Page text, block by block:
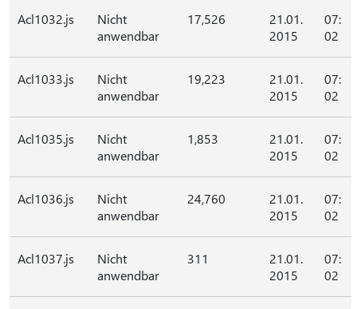
Acl1032.js
Nicht
anwendbar
17,526
21.01.
2015
07:
02
Acl1033.js
Nicht
anwendbar
19,223
21.01.
2015
07:
02
Acl1035.js
Nicht
anwendbar
1,853
21.01.
2015
07:
02
Acl1036.js
Nicht
anwendbar
24,760
21.01.
2015
07:
02
Acl1037.js
Nicht
anwendbar
311
21.01.
2015
07:
02